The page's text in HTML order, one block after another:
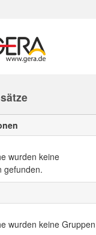
wurden keine
gefunden.
wurden keine Gruppen